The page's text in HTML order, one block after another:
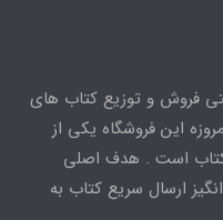
فروش و توزیع کتاب های
این فروشگاه یکی از
کتاب است . هدف اصلی
ارسال سریع کتاب به